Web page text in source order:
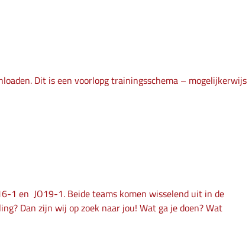
Dit is een voorlopg trainingsschema – mogelijkerwijs
1 en JO19-1. Beide teams komen wisselend uit in de
Dan zijn wij op zoek naar jou! Wat ga je doen? Wat